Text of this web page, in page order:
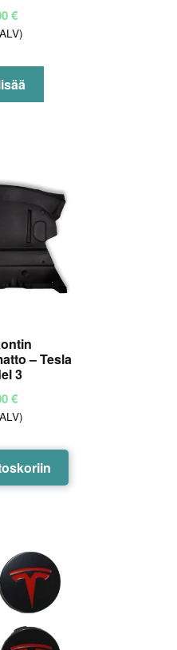
€
– Tesla
3
€